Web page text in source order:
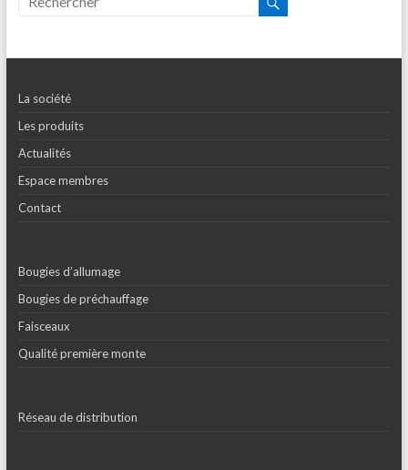
La société
Les produits
Actualités
Espace membres
Contact
Bougies d’allumage
Bougies de préchauffage
Faisceaux
Qualité première monte
Réseau de distribution